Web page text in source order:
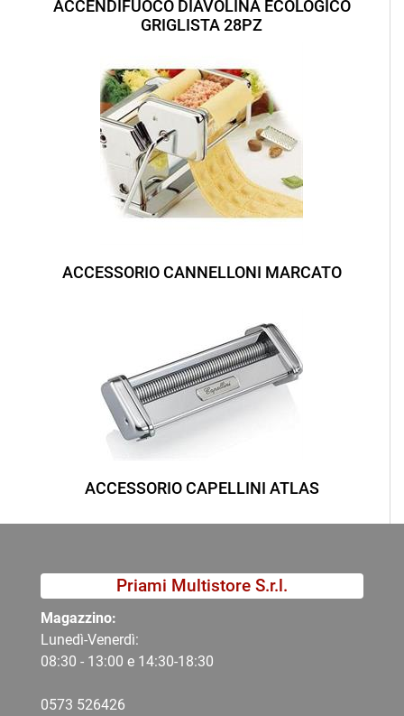
ACCENDIFUOCO DIAVOLINA ECOLOGICO
GRIGLISTA 28PZ
ACCESSORIO CANNELLONI MARCATO
ACCESSORIO CAPELLINI ATLAS
Priami Multistore S.r.l.
Magazzino:
Lunedì-Venerdì:
08:30 - 13:00 e 14:30-18:30
0573 526426